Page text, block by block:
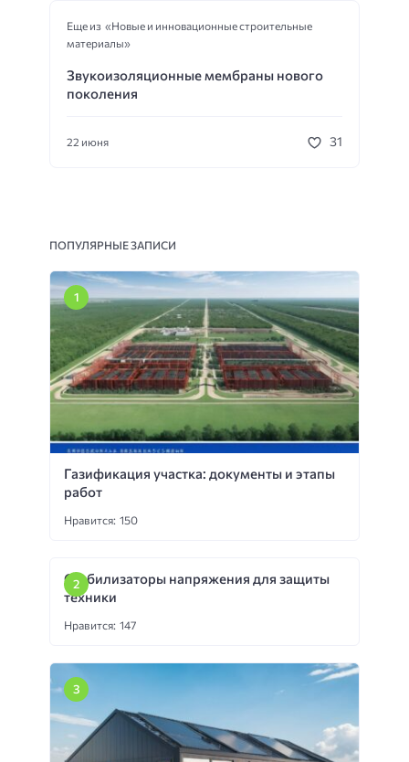
Еще из «Новые и инновационные строительные
материалы»
Звукоизоляционные мембраны нового
поколения
22 июня 31
ПОПУЛЯРНЫЕ ЗАПИСИ
Газификация участка: документы и этапы
работ
Нравится: 150
Стабилизаторы напряжения для защиты
техники
Нравится: 147